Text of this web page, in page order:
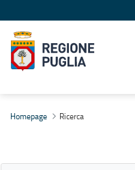
Homepage Ricerca